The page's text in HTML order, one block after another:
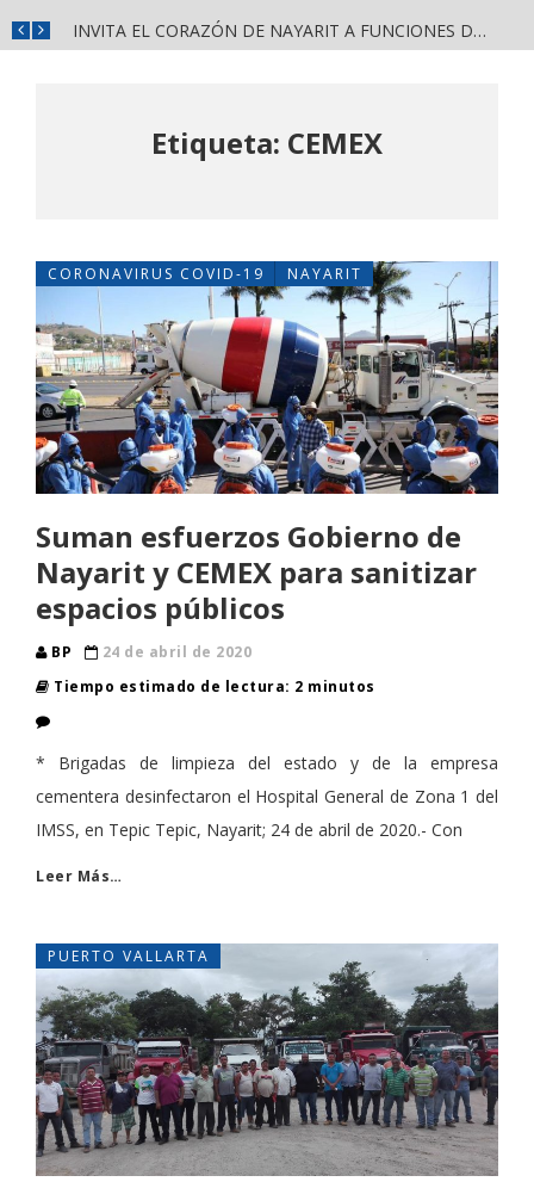
INVITA EL CORAZÓN DE NAYARIT A FUNCIONES DE CINE GRATUITAS EN LA CONCHA ACÚSTICA
Etiqueta: CEMEX
CORONAVIRUS COVID-19 NAYARIT
Suman esfuerzos Gobierno de
Nayarit y CEMEX para sanitizar
espacios públicos
BP
24 de abril de 2020
Tiempo estimado de lectura: 2 minutos
* Brigadas de limpieza del estado y de la empresa
cementera desinfectaron el Hospital General de Zona 1 del
IMSS, en Tepic Tepic, Nayarit; 24 de abril de 2020.- Con
Leer Más…
PUERTO VALLARTA